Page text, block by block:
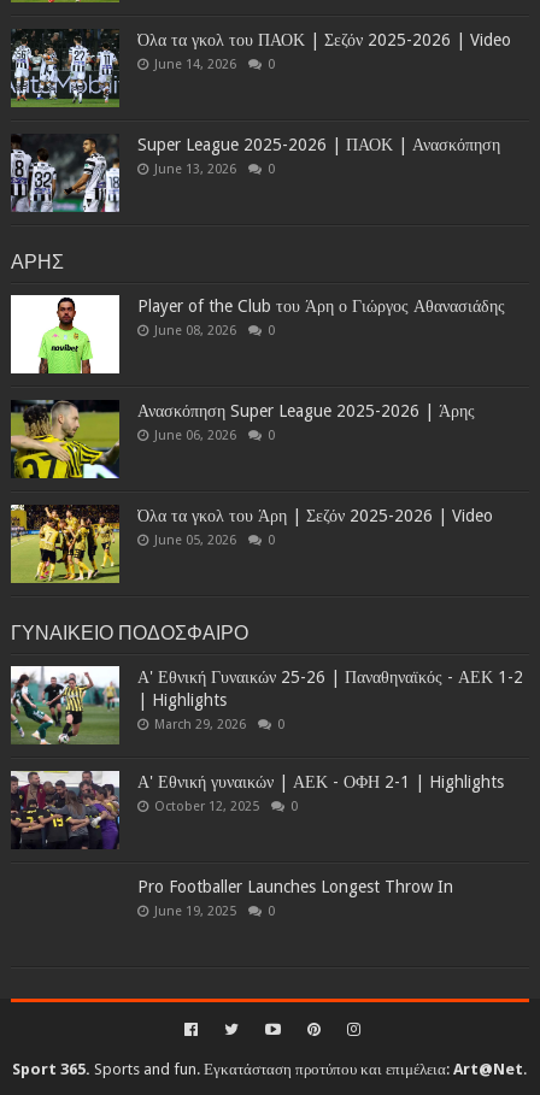
Όλα τα γκολ του ΠΑΟΚ | Σεζόν 2025-2026 | Video
June 14, 2026 0
Super League 2025-2026 | ΠΑΟΚ | Ανασκόπηση
June 13, 2026 0
ΑΡΗΣ
Player of the Club του Άρη ο Γιώργος Αθανασιάδης
June 08, 2026 0
Ανασκόπηση Super League 2025-2026 | Άρης
June 06, 2026 0
Όλα τα γκολ του Άρη | Σεζόν 2025-2026 | Video
June 05, 2026 0
ΓΥΝΑΙΚΕΙΟ ΠΟΔΟΣΦΑΙΡΟ
Α' Εθνική Γυναικών 25-26 | Παναθηναϊκός - ΑΕΚ 1-2
| Highlights
March 29, 2026 0
Α' Εθνική γυναικών | ΑΕΚ - ΟΦΗ 2-1 | Highlights
October 12, 2025 0
Pro Footballer Launches Longest Throw In
June 19, 2025 0
Sport 365. Sports and fun. Εγκατάσταση προτύπου και επιμέλεια:Art@Net.